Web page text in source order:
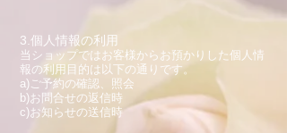
3.個人情報の利用
当ショップではお客様からお預かりした個人情
報の利用目的は以下の通りです。
a)ご予約の確認、照会
b)お問合せの返信時
c)お知らせの送信時